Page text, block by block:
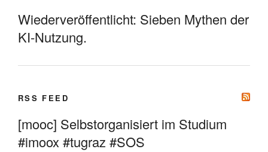
Wiederveröffentlicht: Sieben Mythen der
KI-Nutzung.
RSS FEED
[mooc] Selbstorganisiert im Studium
#imoox #tugraz #SOS